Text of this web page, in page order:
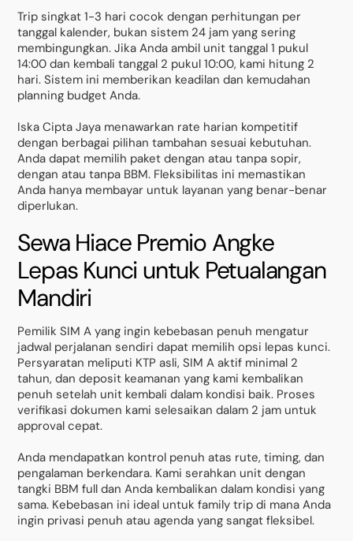
Trip singkat 1-3 hari cocok dengan perhitungan per
tanggal kalender, bukan sistem 24 jam yang sering
membingungkan. Jika Anda ambil unit tanggal 1 pukul
14:00 dan kembali tanggal 2 pukul 10:00, kami hitung 2
hari. Sistem ini memberikan keadilan dan kemudahan
planning budget Anda.
Iska Cipta Jaya menawarkan rate harian kompetitif
dengan berbagai pilihan tambahan sesuai kebutuhan.
Anda dapat memilih paket dengan atau tanpa sopir,
dengan atau tanpa BBM. Fleksibilitas ini memastikan
Anda hanya membayar untuk layanan yang benar-benar
diperlukan.
Sewa Hiace Premio Angke
Lepas Kunci untuk Petualangan
Mandiri
Pemilik SIM A yang ingin kebebasan penuh mengatur
jadwal perjalanan sendiri dapat memilih opsi lepas kunci.
Persyaratan meliputi KTP asli, SIM A aktif minimal 2
tahun, dan deposit keamanan yang kami kembalikan
penuh setelah unit kembali dalam kondisi baik. Proses
verifikasi dokumen kami selesaikan dalam 2 jam untuk
approval cepat.
Anda mendapatkan kontrol penuh atas rute, timing, dan
pengalaman berkendara. Kami serahkan unit dengan
tangki BBM full dan Anda kembalikan dalam kondisi yang
sama. Kebebasan ini ideal untuk family trip di mana Anda
ingin privasi penuh atau agenda yang sangat fleksibel.